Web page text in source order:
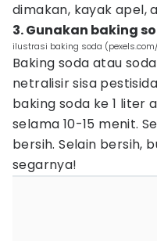
dimakan, kayak apel,
3. Gunakan baking
ilustrasi baking soda
Baking soda atau
netralisir sisa
baking soda ke 1 liter
selama 10-15 menit.
bersih. Selain bersih,
segarnya!